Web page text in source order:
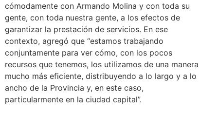
cómodamente con Armando Molina y con toda su
gente, con toda nuestra gente, a los efectos de
garantizar la prestación de servicios. En ese
contexto, agregó que “estamos trabajando
conjuntamente para ver cómo, con los pocos
recursos que tenemos, los utilizamos de una manera
mucho más eficiente, distribuyendo a lo largo y a lo
ancho de la Provincia y, en este caso,
particularmente en la ciudad capital”.